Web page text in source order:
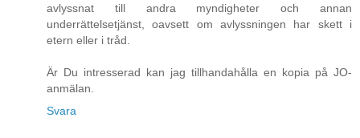
avlyssnat till andra myndigheter och annan
underrättelsetjänst, oavsett om avlyssningen har skett i
etern eller i tråd.
Är Du intresserad kan jag tillhandahålla en kopia på JO-
anmälan.
Svara